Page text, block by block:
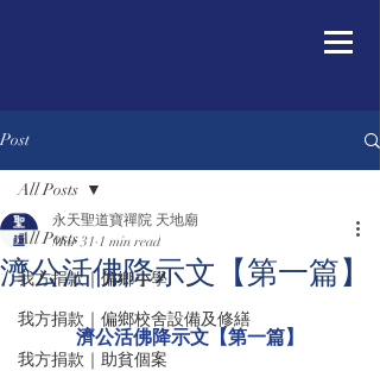
Post
All Posts
我方捐款｜偏鄉小學
我方捐款｜偏鄉校舍設備及修繕
我方捐款｜助貧個案
All Posts
濟公活佛降示文【第一篇】
永天聖道寶禪院 天地廟
Mar 31 1 min read
濟公活佛降示文【第一篇】